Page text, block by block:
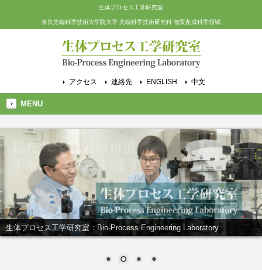
生体プロセス工学研究室
奈良先端科学技術大学院大学 先端科学技術研究科 物質創成科学領域
アクセス 連絡先 ENGLISH 中文
MENU
私たちは無限の可能性にチャレンジしています！